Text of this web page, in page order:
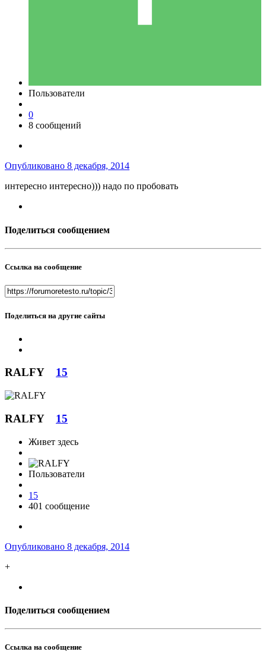
Пользователи
0
8 сообщений
Опубликовано 8 декабря, 2014
интересно интересно))) надо по пробовать
Поделиться сообщением
Ссылка на сообщение
Поделиться на другие сайты
RALFY 15
RALFY 15
Живет здесь
Пользователи
15
401 сообщение
Опубликовано 8 декабря, 2014
+
Поделиться сообщением
Ссылка на сообщение